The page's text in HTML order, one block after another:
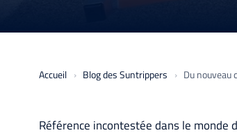
Accueil Blog des Suntrippers Du nouveau
Référence incontestée dans le monde